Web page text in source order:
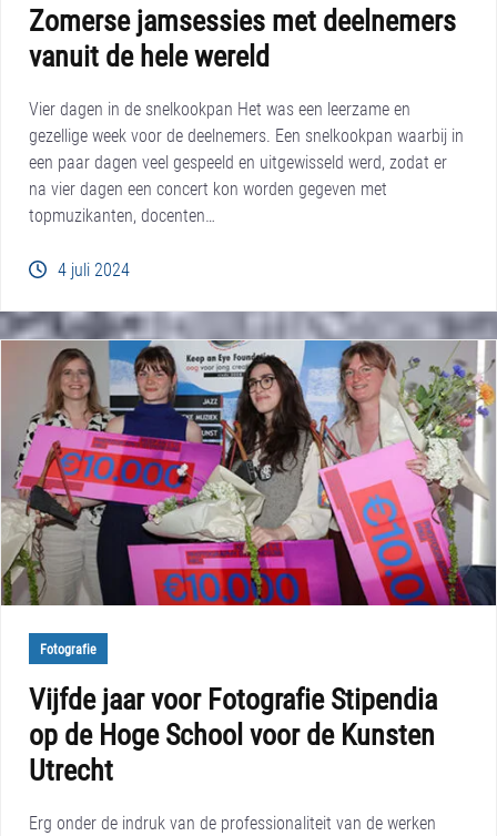
Zomerse jamsessies met deelnemers
vanuit de hele wereld
Vier dagen in de snelkookpan Het was een leerzame en
gezellige week voor de deelnemers. Een snelkookpan waarbij in
een paar dagen veel gespeeld en uitgewisseld werd, zodat er
na vier dagen een concert kon worden gegeven met
topmuzikanten, docenten…
4 juli 2024
Fotografie
Vijfde jaar voor Fotografie Stipendia
op de Hoge School voor de Kunsten
Utrecht
Erg onder de indruk van de professionaliteit van de werken